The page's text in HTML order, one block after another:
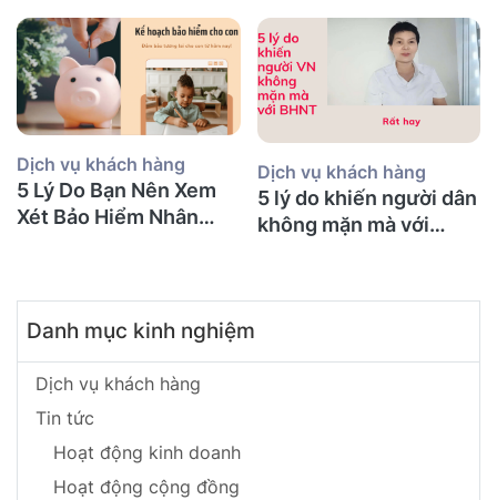
bảo hiểm gì?
Dịch vụ khách hàng
5 Lý Do Bạn Nên Xem
Xét Bảo Hiểm Nhân
Dịch vụ khách hàng
5 lý do khiến người dân
không mặn mà với
Danh mục kinh nghiệm
Dịch vụ khách hàng
Tin tức
Hoạt động kinh doanh
Hoạt động cộng đồng